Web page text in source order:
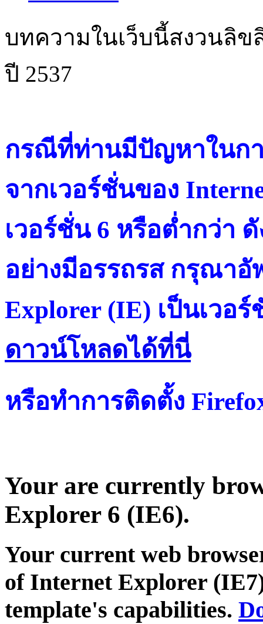
บทความในเว็บนี้สงวนลิ
ปี 2537
กรณีที่ท่านมีปัญหาในกา
จากเวอร์ชั่นของ
เวอร์ชั่น 6 หรือต่ำกว่า
อย่างมีอรรถรส กรุณาอั
Explorer (IE) เป็นเวอ
ดาวน์โหลดได้ที่น
หรือทำการติดตั้ง
Your are currently
Explorer 6 (IE6).
Your current web
of Internet Explorer
template's capabilities.